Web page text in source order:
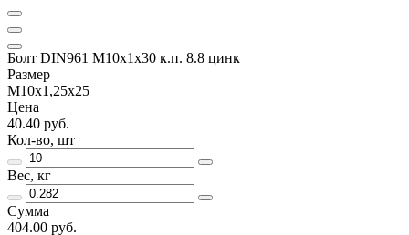
Болт DIN961 М10х1х30 к.п. 8.8 цинк
Размер
М10х1,25х25
Цена
40.40 руб.
Кол-во, шт
Вес, кг
Сумма
404.00 руб.